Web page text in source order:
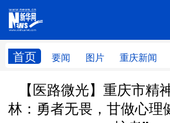
首页 要闻 图片 重庆新闻
网站地图
【医路微光】重庆市精
林：勇者无畏，甘做心理